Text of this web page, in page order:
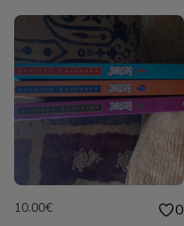
10.00€ 0